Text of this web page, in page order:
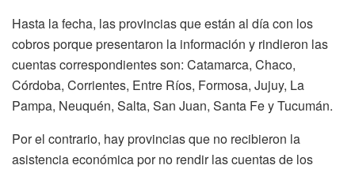
Hasta la fecha, las provincias que están al día con los
cobros porque presentaron la información y rindieron las
cuentas correspondientes son: Catamarca, Chaco,
Córdoba, Corrientes, Entre Ríos, Formosa, Jujuy, La
Pampa, Neuquén, Salta, San Juan, Santa Fe y Tucumán.
Por el contrario, hay provincias que no recibieron la
asistencia económica por no rendir las cuentas de los